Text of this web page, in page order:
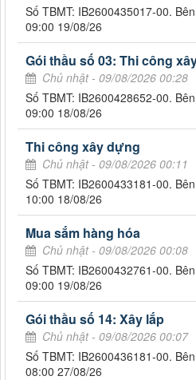
Số TBMT: IB2600435017-00.
09:00 19/08/26
Gói thầu số 03: Thi công
Chủ nhật - 09/08/2026 00:28
Số TBMT: IB2600428652-00.
09:00 18/08/26
Thi công xây dựng
Chủ nhật - 09/08/2026 00:11
Số TBMT: IB2600433181-00.
10:00 18/08/26
Mua sắm hàng hóa
Chủ nhật - 09/08/2026 00:08
Số TBMT: IB2600432761-00.
09:00 19/08/26
Gói thầu số 14: Xây lắp
Chủ nhật - 09/08/2026 00:07
Số TBMT: IB2600436181-00.
08:00 27/08/26